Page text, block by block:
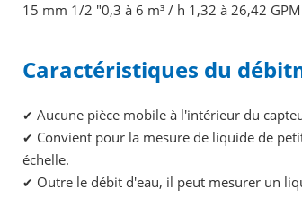
15 mm 1/2 "0,3 à 6 m³ / h 1,32 à 26,42 GPM
Caractéristiques du
✔ Aucune pièce mobile à l'intérieur du
✔ Convient pour la mesure de liquide de
échelle.
✔ Outre le débit d'eau, il peut mesurer un